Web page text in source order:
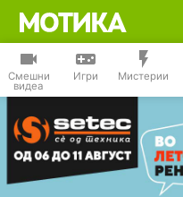
Смешни
видеа
Игри Мистерии